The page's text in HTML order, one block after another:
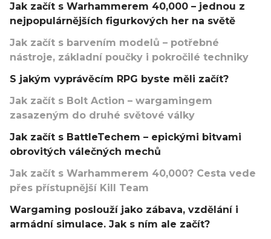
Jak začít s Warhammerem 40,000 – jednou z
nejpopulárnějších figurkových her na světě
Jak začít s barvením modelů – potřebné
nástroje, základní poučky i pokročilé techniky
S jakým vyprávěcím RPG byste měli začít?
Jak začít s Bolt Action – wargamingem
zasazeným do druhé světové války
Jak začít s BattleTechem – epickými bitvami
obrovitých válečných mechů
Jak začít s Warhammerem 40,000? Cesta vede
přes přístupnější Kill Team
Wargaming poslouží jako zábava, vzdělání i
armádní simulace. Jak s ním ale začít?